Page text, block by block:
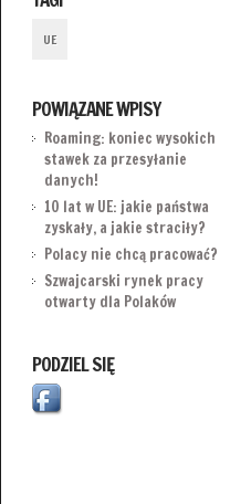
UE
POWIĄZANE WPISY
Roaming: koniec wysokich
stawek za przesyłanie
danych!
10 lat w UE: jakie państwa
zyskały, a jakie straciły?
Polacy nie chcą pracować?
Szwajcarski rynek pracy
otwarty dla Polaków
PODZIEL SIĘ